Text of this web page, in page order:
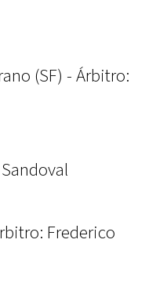
(SF) - Árbitro:
Frederico